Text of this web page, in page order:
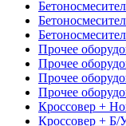
Прочее
Прочее
Прочее
Прочее
Кроссовер +
Кроссовер + Б/